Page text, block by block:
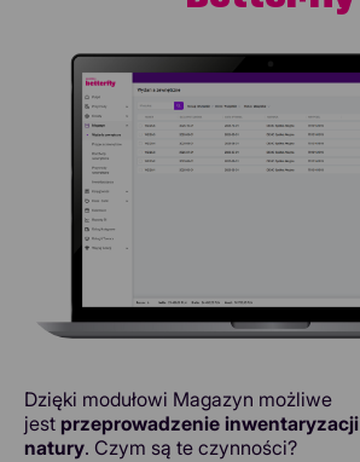
Dzięki modułowi Magazyn możliwe
jest przeprowadzenie inwentaryzacji
natury. Czym są te czynności?